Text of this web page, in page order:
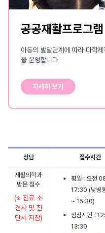
공공재활프로그램
아동의 발달단계에 따라 다학
을 운영합니다
자세히 보기
상담 접수시간
재활의학과
방문 접수
(※ 진료 소
견서 및 진
단서 지참)
평일 : 오전
17:30 (낮병
~ 15:30)
점심시간 :
13:30